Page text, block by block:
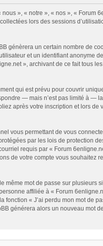
», « notre », « nos », « Forum
lors des sessions
génèrera un certain nombre de
et un identifiant anonyme
», archivant de ce fait tous
qui est prévu pour couvrir
— mais n’est pas limité à —
après votre inscription et lors
vous permettant de vous
par les lois de protection
requis par « Forum
de votre compte vous souhaitez
mot de passe sur plusieurs
affiliée à « Forum
« J’ai perdu mon mot de
générera alors un nouveau mot